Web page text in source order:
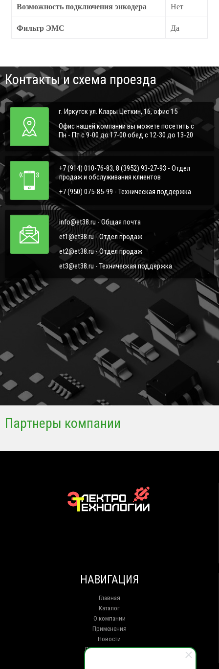
Возможность подключения энкодера Нет
Фильтр ЭМС Да
Контакты и схема проезда
г. Иркутск ул. Клары Цеткин, 16, офис 15
Офис нашей компании вы можете посетить с
Пн - Пт с 9-00 до 17-00 обед с 12-30 до 13-20
+7 (914) 010-76-83, 8 (3952) 93-27-93 - Отдел
продаж и обслуживания клиентов
+7 (950) 075-85-99 - Техническая поддержка
info@et38.ru - Общая почта
et1@et38.ru - Отдел продаж
et2@et38.ru - Отдел продаж
et3@et38.ru - Техническая поддержка
Партнеры компании
НАВИГАЦИЯ
Главная
Каталог
О компании
Применения
Новости
Доставка и оплата